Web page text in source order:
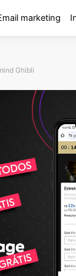
marketing
Ghibli